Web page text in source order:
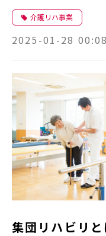
介護リハ事業
2025-01-28 00:08
集団リハビリ